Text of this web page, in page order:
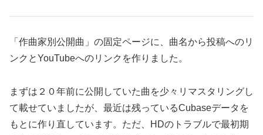
「作曲家別公開曲」の固定ページに、曲名から投稿へのリ
ンクとYouTubeへのリンクを作りました。
まずは２０年前に公開していた曲を少々リマスタリングし
て載せていましたが、最近は残っているCubaseデータを
もとに作り直しています。ただ、HDのトラブルで最初期